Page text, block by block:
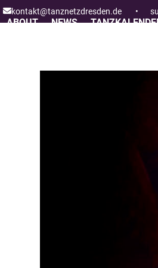
Skip
to
kontakt@tanznetzdresden.de •
ABOUT NEWS